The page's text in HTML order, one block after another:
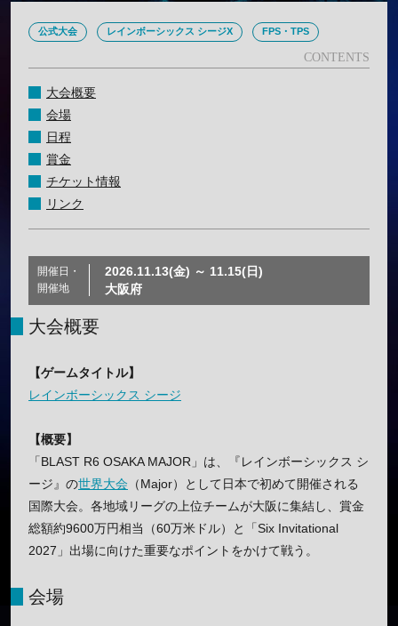
公式大会 レインボーシックス シージX FPS・TPS
大会概要
会場
日程
賞金
チケット情報
リンク
開催日・
開催地
2026.11.13(金) ～ 11.15(日)
大阪府
大会概要
【ゲームタイトル】
レインボーシックス シージ
【概要】
「BLAST R6 OSAKA MAJOR」は、『レインボーシックス シ
ージ』の世界大会 （Major）として日本で初めて開催される
国際大会。各地域リーグの上位チームが大阪に集結し、賞金
総額約9600万円相当（60万米ドル）と「Six Invitational
2027」出場に向けた重要なポイントをかけて戦う。
会場